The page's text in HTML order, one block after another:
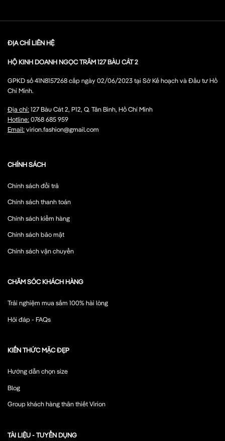
ĐỊA CHỈ LIÊN HỆ
HỘ KINH DOANH NGỌC TRÂM 127 BÀU CÁT 2
GPKD số 41N8157268 cấp ngày 02/06/2023 tại Sở Kế hoạch và Đầu tư Hồ
Chí Minh.
Địa chỉ:127 Bàu Cát 2, P12, Q. Tân Bình, Hồ Chí Minh
Hotline:0768 685 959
Email:virion.fashion@gmail.com
CHÍNH SÁCH
Chính sách đổi trả
Chính sách thanh toán
Chính sách kiểm hàng
Chính sách bảo mật
Chính sách vận chuyển
CHĂM SÓC KHÁCH HÀNG
Trải nghiệm mua sắm 100% hài lòng
Hỏi đáp - FAQs
KIẾN THỨC MẶC ĐẸP
Hướng dẫn chọn size
Blog
Group khách hàng thân thiết Virion
TÀI LIỆU - TUYỂN DỤNG